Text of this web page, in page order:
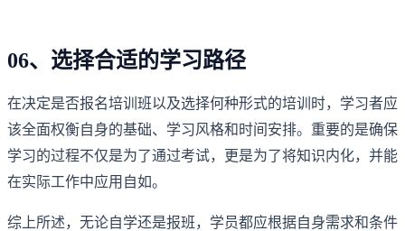
06、选择合适的学习路径
在决定是否报名培训班以及选择何种形式的培训时，学习者应
该全面权衡自身的基础、学习风格和时间安排。重要的是确保
学习的过程不仅是为了通过考试，更是为了将知识内化，并能
在实际工作中应用自如。
综上所述，无论自学还是报班，学员都应根据自身需求和条件